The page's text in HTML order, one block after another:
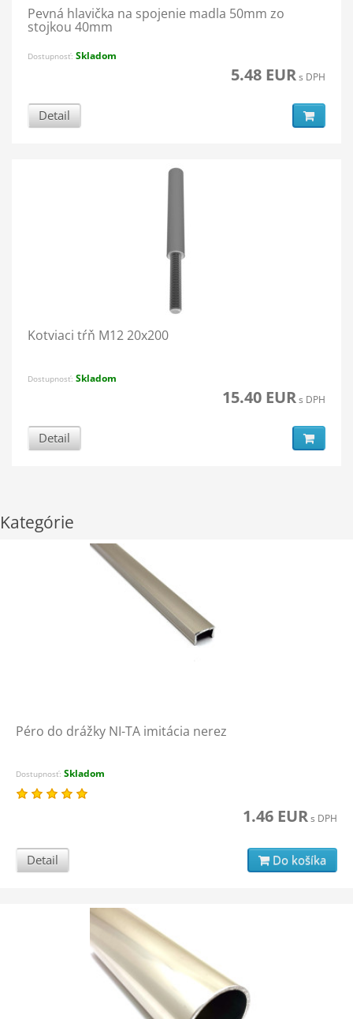
Pevná hlavička na spojenie madla 50mm zo
stojkou 40mm
Dostupnosť: Skladom
5.48 EURs DPH
Detail
Kotviaci tŕň M12 20x200
Dostupnosť: Skladom
15.40 EURs DPH
Detail
Kategórie
Péro do drážky NI-TA imitácia nerez
Dostupnosť: Skladom
1.46 EURs DPH
Detail Do košíka